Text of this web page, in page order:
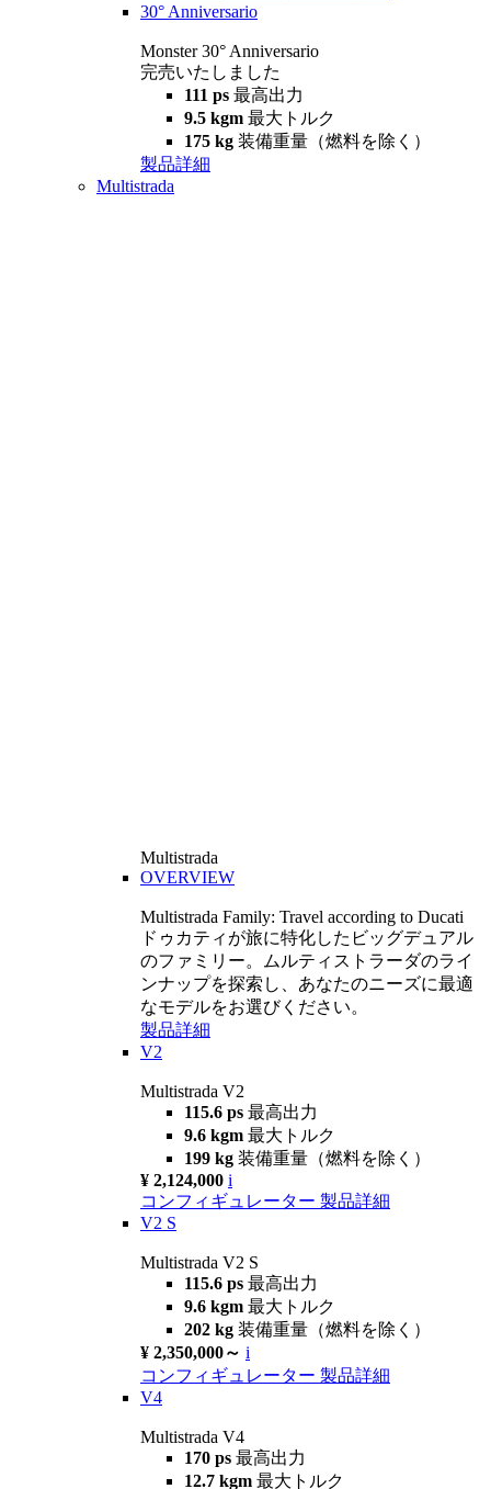
30° Anniversario
Monster 30° Anniversario
完売いたしました
111 ps 最高出力
9.5 kgm 最大トルク
175 kg 装備重量（燃料を除く）
製品詳細
Multistrada
Multistrada
OVERVIEW
Multistrada Family: Travel according to Ducati
ドゥカティが旅に特化したビッグデュアル
のファミリー。ムルティストラーダのライ
ンナップを探索し、あなたのニーズに最適
なモデルをお選びください。
製品詳細
V2
Multistrada V2
115.6 ps 最高出力
9.6 kgm 最大トルク
199 kg 装備重量（燃料を除く）
¥ 2,124,000 i
コンフィギュレーター 製品詳細
V2 S
Multistrada V2 S
115.6 ps 最高出力
9.6 kgm 最大トルク
202 kg 装備重量（燃料を除く）
¥ 2,350,000～ i
コンフィギュレーター 製品詳細
V4
Multistrada V4
170 ps 最高出力
12.7 kgm 最大トルク